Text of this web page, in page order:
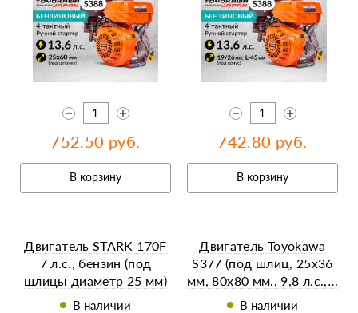
752.50 руб.
В корзину
742.80 руб.
В корзину
Двигатель STARK 170F
7 л.с., бензин (под
шлицы диаметр 25 мм)
В наличии
Двигатель Toyokawa
S377 (под шлиц, 25х36
мм, 80х80 мм., 9,8 л.с.,…
В наличии